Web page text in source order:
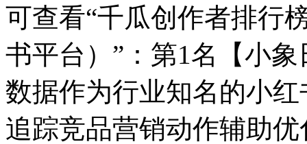
可查看“千瓜创作者排行
书平台）”：第1名【小
数据作为行业知名的小
追踪竞品营销动作辅助